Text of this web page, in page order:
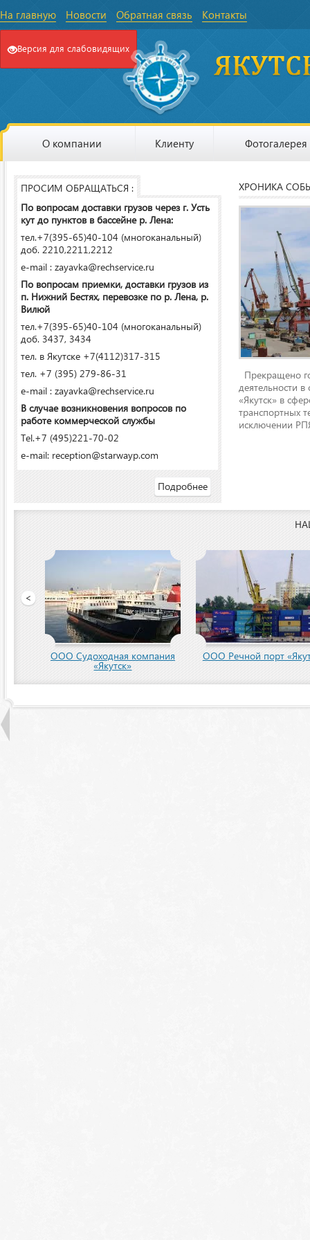
На главную Новости Обратная связь Контакты
Версия для слабовидящих
О компании Клиенту Фотогалерея
ПРОСИМ ОБРАЩАТЬСЯ :
По вопросам доставки грузов через г. Усть
кут до пунктов в бассейне р. Лена:
тел.+7(395-65)40-104 (многоканальный)
доб. 2210,2211,2212
e-mail : zayavka@rechservice.ru
По вопросам приемки, доставки грузов из
п. Нижний Бестях, перевозке по р. Лена, р.
Вилюй
тел.+7(395-65)40-104 (многоканальный)
доб. 3437, 3434
тел. в Якутске +7(4112)317-315
тел. +7 (395) 279-86-31
e-mail : zayavka@rechservice.ru
В случае возникновения вопросов по
работе коммерческой службы
Tel.+7 (495)221-70-02
e-mail: reception@starwayp.com
Подробнее
ХРОНИКА
Прекращено
деятельности
«Якутск» в
транспортных
исключении
<
ООО Речной порт «Якутск»
ООО «Якутский речной